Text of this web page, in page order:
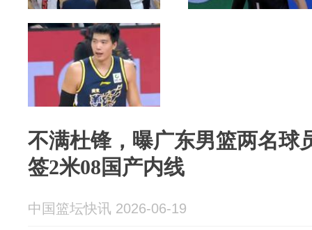
不满杜锋，曝广东男篮两名球
签2米08国产内线
中国篮坛快讯 2026-06-19